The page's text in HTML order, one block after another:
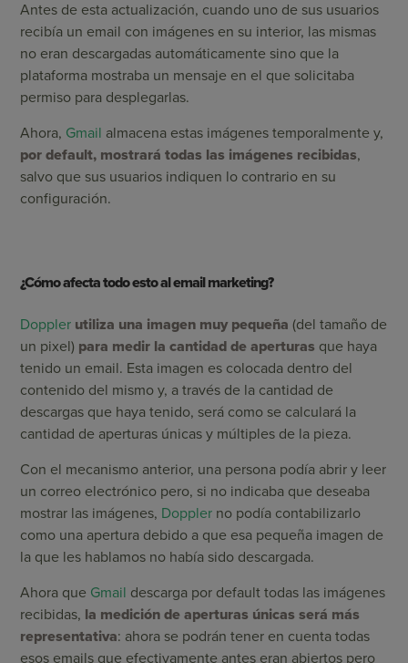
Antes de esta actualización, cuando uno de sus usuarios
recibía un email con imágenes en su interior, las mismas
no eran descargadas automáticamente sino que la
plataforma mostraba un mensaje en el que solicitaba
permiso para desplegarlas.
Ahora, Gmail almacena estas imágenes temporalmente y,
por default, mostrará todas las imágenes recibidas,
salvo que sus usuarios indiquen lo contrario en su
configuración.
¿Cómo afecta todo esto al email marketing?
Doppler utiliza una imagen muy pequeña (del tamaño de
un pixel) para medir la cantidad de aperturas que haya
tenido un email. Esta imagen es colocada dentro del
contenido del mismo y, a través de la cantidad de
descargas que haya tenido, será como se calculará la
cantidad de aperturas únicas y múltiples de la pieza.
Con el mecanismo anterior, una persona podía abrir y leer
un correo electrónico pero, si no indicaba que deseaba
mostrar las imágenes, Doppler no podía contabilizarlo
como una apertura debido a que esa pequeña imagen de
la que les hablamos no había sido descargada.
Ahora que Gmail descarga por default todas las imágenes
recibidas, la medición de aperturas únicas será más
representativa: ahora se podrán tener en cuenta todas
esos emails que efectivamente antes eran abiertos pero